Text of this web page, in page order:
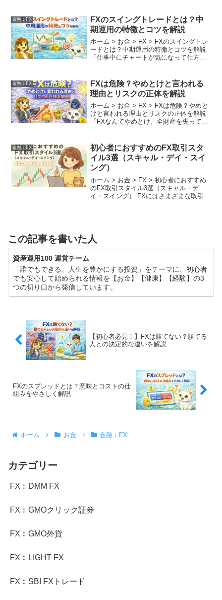
らの意味や関係性を理解せずに取引を始
めてしま...
金融︰FX
FXのスイングトレードとは？中
期運用の特徴とコツを解説
ホーム > お金 > FX > FXのスイングトレ
ードとは？中期運用の特徴とコツを解説
「仕事中にチャートが気になって仕方が
婦の方に、最も支持されている手法が
「スイン...
金融︰FX
FXは危険？やめとけと言われる
理由とリスクの正体を解説
ホーム > お金 > FX > FXは危険？やめと
けと言われる理由とリスクの正体を解説
「FXなんてやめとけ。全財産を失って人
ありませんか？ 確かにFXの世界には、
一...
金融︰FX
初心者におすすめのFX取引スタ
イル3選（スキャル・デイ・スイ
ング）
ホーム > お金 > FX > 初心者におすすめ
のFX取引スタイル3選（スキャル・デ
イ・スイング） FXにはさまざまな取引ス
この記事を書いた人
資産運用100 運営チーム
「誰でもできる、人生を豊かにする投資」をテーマに、初心者
でも安心して始められる情報を【お金】【健康】【経験】の3
つの切り口から発信しています。
【初心者必見！】FXは勝てない？勝てる
人との決定的な違いを解説
​FXのスプレッドとは？意味とコストの仕
組みをやさしく解説
ホーム お金 金融︰FX
カテゴリー
FX︰DMM FX
FX︰GMOクリック証券
FX︰GMO外貨
FX︰LIGHT FX
FX︰SBI FXトレード